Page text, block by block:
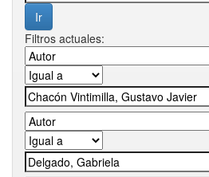
Filtros actuales: